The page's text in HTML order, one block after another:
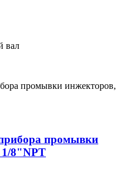
вал
промывки
1/8"NPT